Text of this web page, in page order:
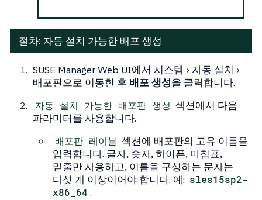
절차: 자동 설치 가능한 배포 생성
SUSE Manager Web UI에서 시스템
자동 설치
배포판으로 이동한 후 배포 생성을 클릭합니다.
자동 설치 가능한 배포판 생성 섹션에서 다음
파라미터를 사용합니다.
배포판 레이블 섹션에 배포판의 고유 이름을
입력합니다. 글자, 숫자, 하이픈, 마침표,
밑줄만 사용하고, 이름을 구성하는 문자는
다섯 개 이상이어야 합니다. 예: sles15sp2-
x86_64 .